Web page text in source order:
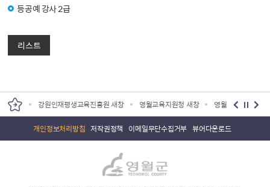
등공예 강사 2급
리스트
새창 강원인재평생교육진흥원 새창 영월교육지원청 새창 영월교육도서관 새
개인정보처리방침 저작권정책 이메일무단수집거부 뷰어다운로드